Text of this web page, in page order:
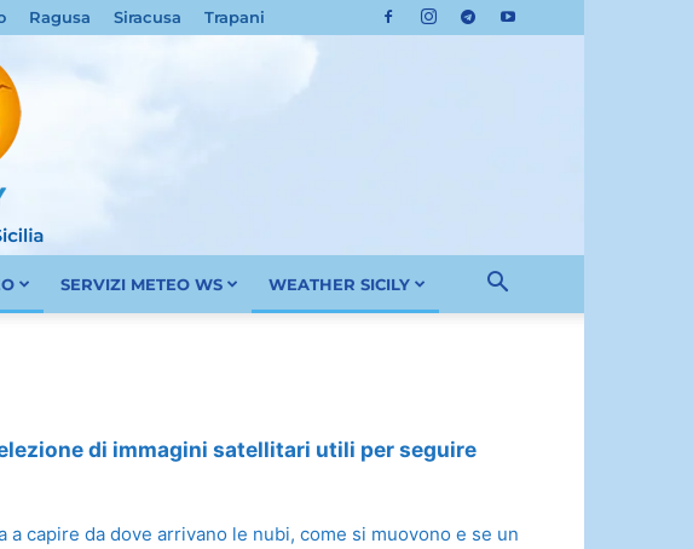
Ragusa Siracusa Trapani
SERVIZI METEO WS WEATHER SICILY
di immagini satellitari utili per seguire
capire da dove arrivano le nubi, come si muovono e se un